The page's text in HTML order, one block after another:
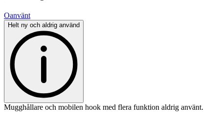
Oanvänt
Helt ny och aldrig använd
Mugghållare och mobilen hook med flera funktion aldrig använt.